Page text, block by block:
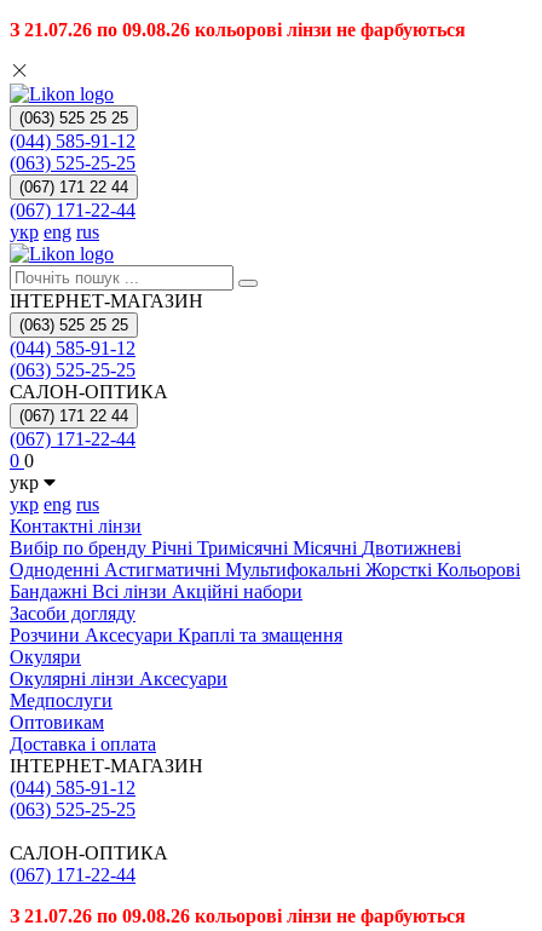
З 21.07.26 по 09.08.26 кольорові лінзи не фарбуються
(063) 525 25 25
(044) 585-91-12
(063) 525-25-25
(067) 171 22 44
(067) 171-22-44
укр eng rus
ІНТЕРНЕТ-МАГАЗИН
(063) 525 25 25
(044) 585-91-12
(063) 525-25-25
САЛОН-ОПТИКА
(067) 171 22 44
(067) 171-22-44
0 0
укр
укр eng rus
Контактні лінзи
Вибiр по бренду Річні Тримісячні Місячні Двотижневі
Одноденні Астигматичні Мультифокальні Жорсткі Кольорові
Бандажні Всі лінзи Акційні набори
Засоби догляду
Розчини Аксесуари Краплі та змащення
Окуляри
Окулярні лінзи Аксесуари
Медпослуги
Оптовикам
Доставка і оплата
ІНТЕРНЕТ-МАГАЗИН
(044) 585-91-12
(063) 525-25-25
САЛОН-ОПТИКА
(067) 171-22-44
З 21.07.26 по 09.08.26 кольорові лінзи не фарбуються